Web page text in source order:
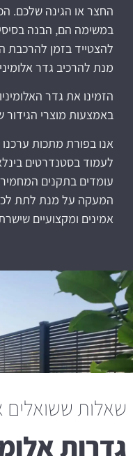
החצר או הגינה שלכם.
במשימה הם, הבנה
להצטייד בזמן להרכבת
מנת להרכיב גדר
הזמינו את גדר
באמצעות מוצרי הגידור
אנו בפורת מתכות
לעמוד בסטנדרטים
עומדים בתקנים
המעקה על מנת לתת
אמינים ומקצועיים
שאלות ששואלים
גדרות